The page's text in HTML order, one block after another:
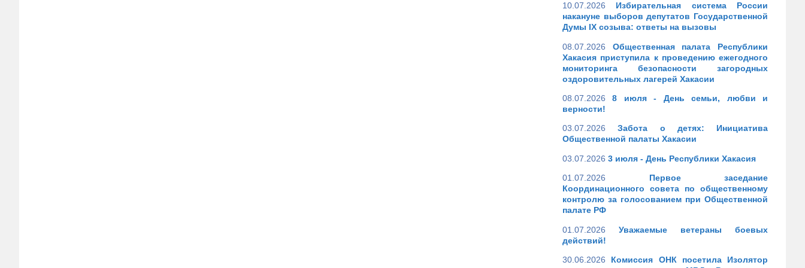
10.07.2026
Избирательная система России
накануне выборов депутатов Государственной
Думы IX созыва: ответы на вызовы
08.07.2026
Общественная палата Республики
Хакасия приступила к проведению ежегодного
мониторинга безопасности загородных
оздоровительных лагерей Хакасии
08.07.2026
8 июля - День семьи, любви и
верности!
03.07.2026
Забота о детях: Инициатива
Общественной палаты Хакасии
03.07.2026 3 июля - День Республики Хакасия
01.07.2026
Первое заседание
Координационного совета по общественному
контролю за голосованием при Общественной
палате РФ
01.07.2026
Уважаемые ветераны боевых
действий!
30.06.2026
Комиссия ОНК посетила Изолятор